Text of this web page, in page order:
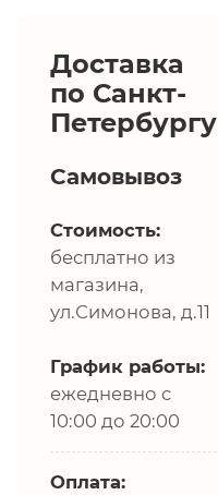
Доставка
по Санкт-
Петербургу
Самовывоз
Стоимость:
бесплатно из
магазина,
ул.Симонова, д.11
График работы:
ежедневно с
10:00 до 20:00
Оплата: